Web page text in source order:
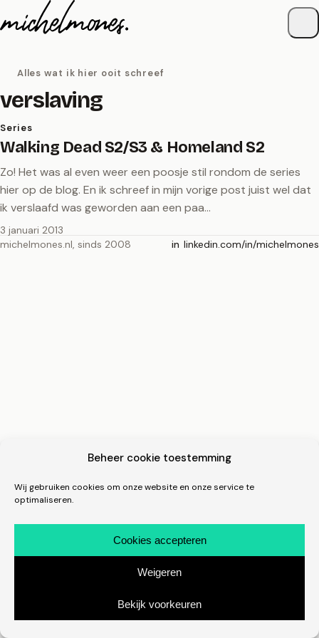
Beheer cookie toestemming
Wij gebruiken cookies om onze website en onze service te
optimaliseren.
Cookies accepteren
Weigeren
Bekijk voorkeuren
Naar de inhoud
Alles wat ik hier ooit schreef
verslaving
Series
Walking Dead S2/S3 & Homeland S2
Zo! Het was al even weer een poosje stil rondom de series
hier op de blog. En ik schreef in mijn vorige post juist wel dat
ik verslaafd was geworden aan een paa…
3 januari 2013
michelmones.nl, sinds 2008
in linkedin.com/in/michelmones